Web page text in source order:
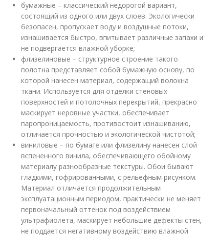
бумажные – классический недорогой вариант,
состоящий из одного или двух слоев. Экологически
безопасен, пропускает воду и воздушные потоки,
изнашивается быстро, впитывает различные запахи и
не подвергается влажной уборке;
флизелиновые – структурное строение такого
полотна представляет собой бумажную основу, по
которой нанесен материал, содержащий волокна
ткани. Используется для отделки стеновых
поверхностей и потолочных перекрытий, прекрасно
маскирует неровные участки, обеспечивает
паропроницаемость, противостоит изнашиванию,
отличается прочностью и экологической чистотой;
виниловые – по бумаге или флизелину нанесен слой
вспененного винила, обеспечивающего обойному
материалу разнообразные текстуры. Обои бывают
гладкими, гофрированными, с рельефным рисунком.
Материал отличается продолжительным
эксплуатационным периодом, практически не меняет
первоначальный оттенок под воздействием
ультрафиолета, маскирует небольшие дефекты стен,
не поддается негативному воздействию влажной